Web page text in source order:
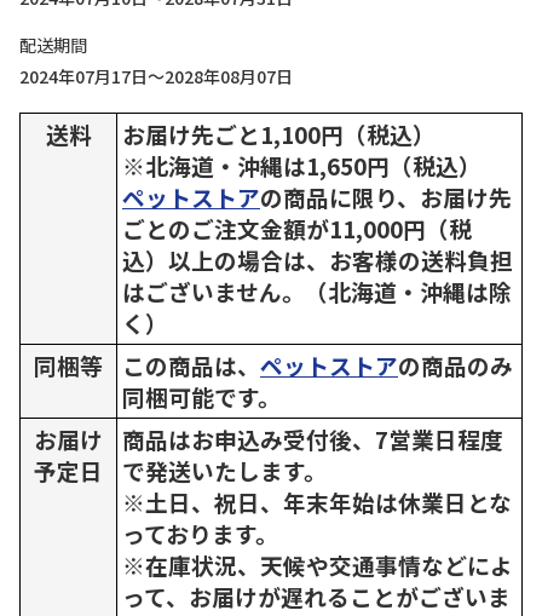
配送期間
2024年07月17日～2028年08月07日
送料
お届け先ごと1,100円（税込）
※北海道・沖縄は1,650円（税込）
ペットストアの商品に限り、お届け先
ごとのご注文金額が11,000円（税
込）以上の場合は、お客様の送料負担
はございません。（北海道・沖縄は除
く）
同梱等
この商品は、 ペットストアの商品のみ
同梱可能です。
お届け
予定日
商品はお申込み受付後、7営業日程度
で発送いたします。
※土日、祝日、年末年始は休業日とな
っております。
※在庫状況、天候や交通事情などによ
って、お届けが遅れることがございま